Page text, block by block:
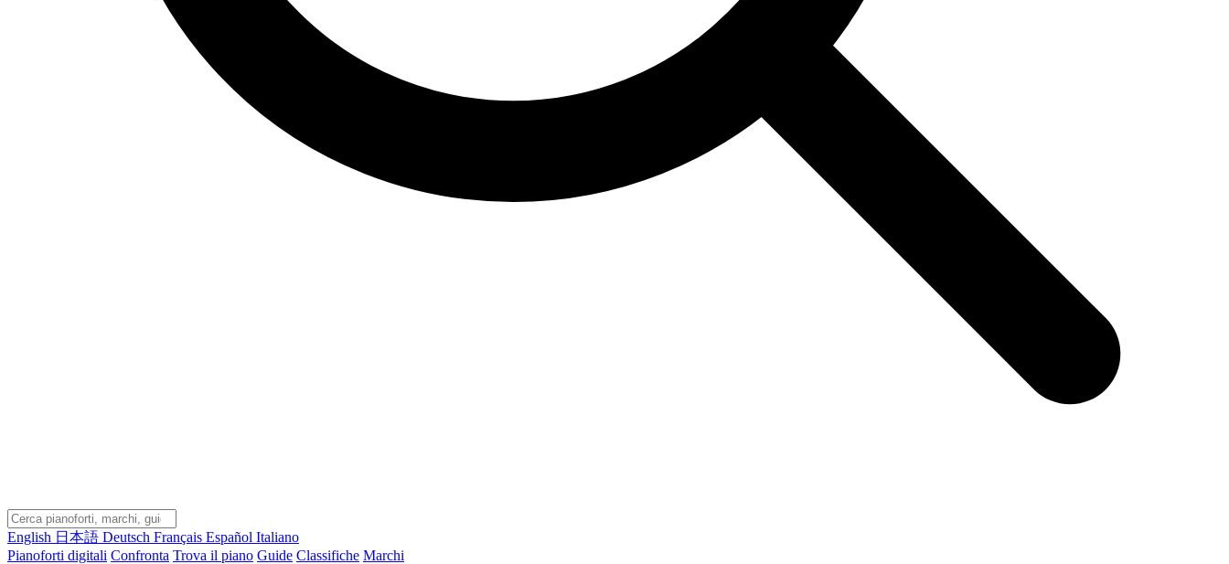
English 日本語 Deutsch Français Español Italiano
Pianoforti digitali Confronta Trova il piano Guide Classifiche Marchi